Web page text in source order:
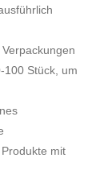
100 Stück, um
mit